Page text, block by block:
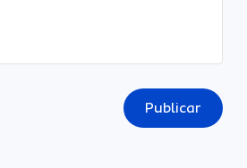
Publicar